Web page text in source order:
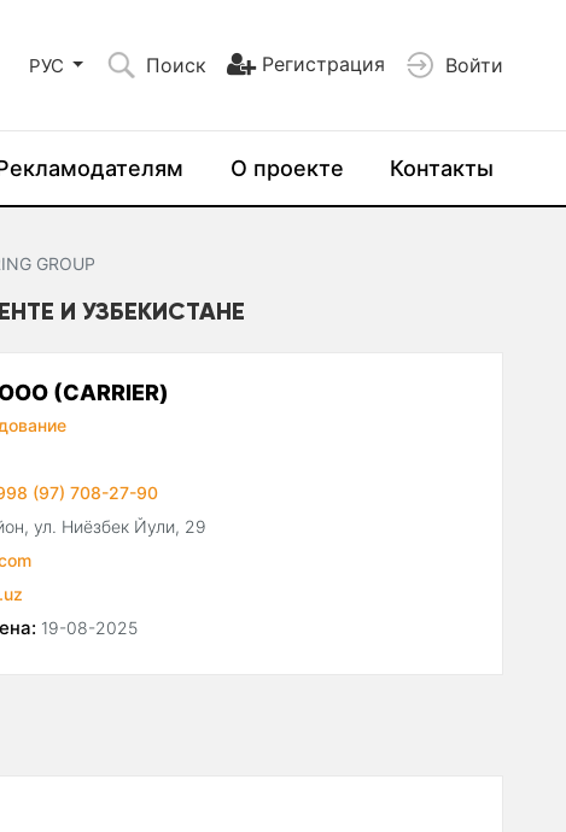
РУС Поиск Регистрация Войти
О проекте Контакты
GROUP
И УЗБЕКИСТАНЕ
ООО (CARRIER)
(97) 708-27-90
ул. Ниёзбек Йули, 29
19-08-2025